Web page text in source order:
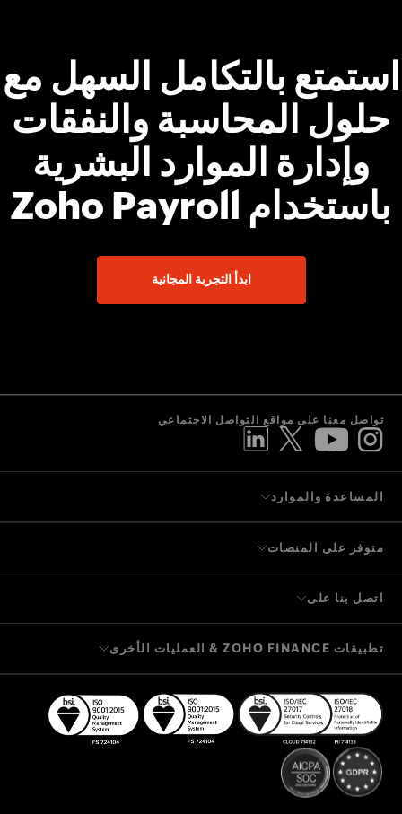
استمتع بالتكامل السهل مع
حلول المحاسبة والنفقات
وإدارة الموارد البشرية
باستخدام Zoho Payroll
ابدأ التجربة المجانية
المساعدة والموارد
متوفر على المنصات
اتصل بنا على
تواصل معنا على مواقع التواصل الاجتماعي
تطبيقات ZOHO FINANCE & العمليات الأخرى